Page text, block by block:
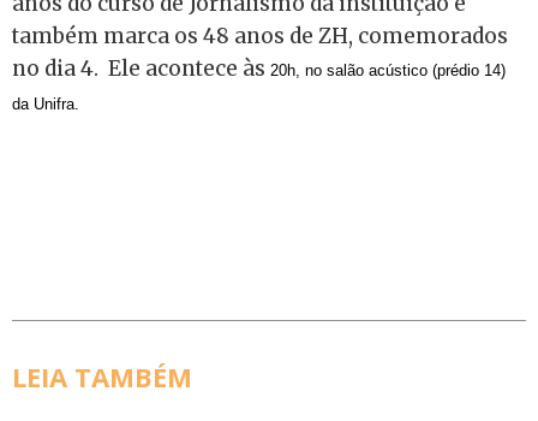
também marca os 48 anos de ZH, comemorados
no dia 4. Ele acontece às 20h, no salão acústico (prédio 14)
da Unifra.
LEIA TAMBÉM